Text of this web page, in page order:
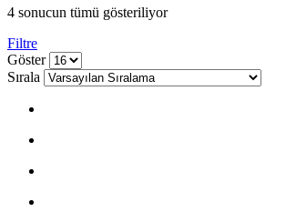
4 sonucun tümü gösteriliyor
Filtre
grid
button
list
button
Göster
Sırala